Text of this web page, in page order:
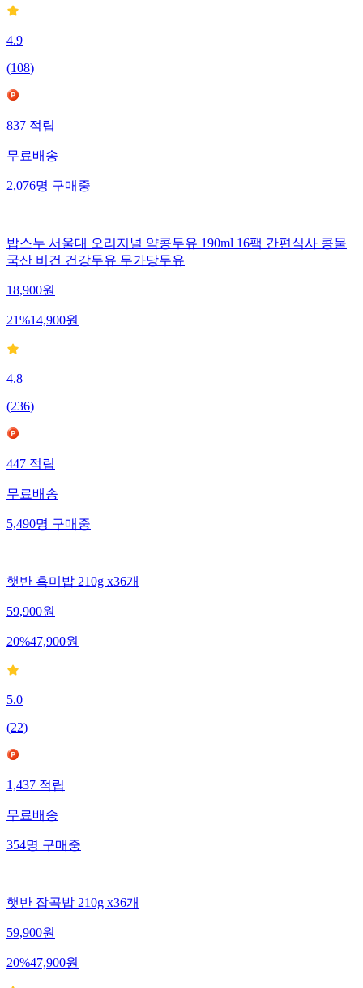
4.9
(108)
837 적립
무료배송
2,076명 구매중
밥스누 서울대 오리지널 약콩두유 190ml 16팩 간편식사 콩물
국산 비건 건강두유 무가당두유
18,900원
21%14,900원
4.8
(236)
447 적립
무료배송
5,490명 구매중
햇반 흑미밥 210g x36개
59,900원
20%47,900원
5.0
(22)
1,437 적립
무료배송
354명 구매중
햇반 잡곡밥 210g x36개
59,900원
20%47,900원